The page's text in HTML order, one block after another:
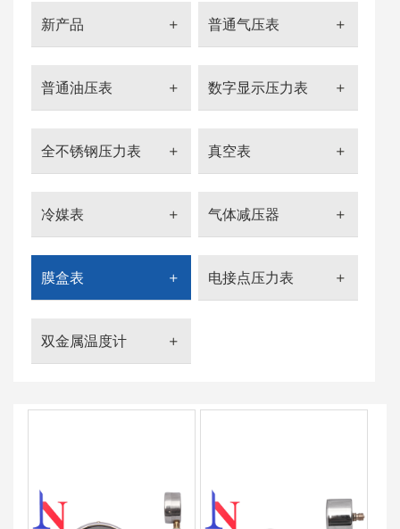
新产品 普通气压表
普通油压表 数字显示压力表
全不锈钢压力表 真空表
冷媒表 气体减压器
膜盒表 电接点压力表
双金属温度计